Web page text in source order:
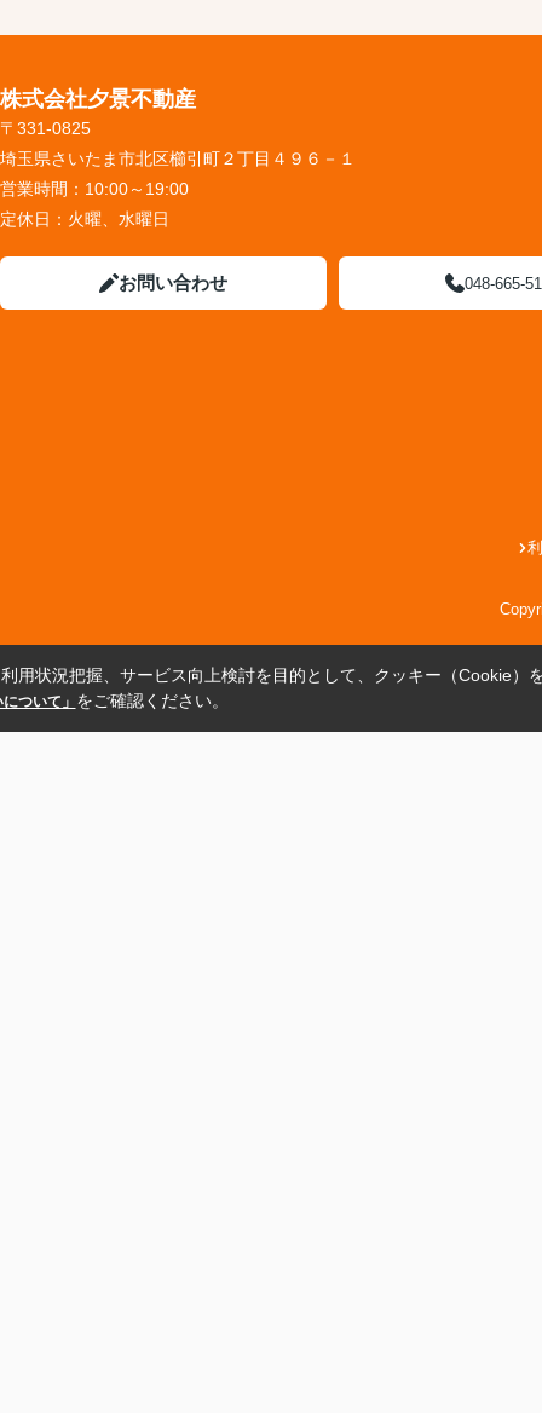
株式会社夕景不動産
〒331-0825
埼玉県さいたま市北区櫛引町２丁目４９６－１
営業時間： 10:00～19:00
定休日： 火曜、水曜日
お問い合わせ 048-665-
用状況把握、サービス向上検討を目的として、クッキー（Cookie）
ついて」 をご確認ください。